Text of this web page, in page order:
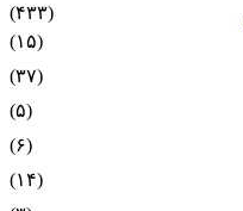
(۴۳۳)
(۱۵)
(۳۷)
(۵)
(۶)
(۱۴)